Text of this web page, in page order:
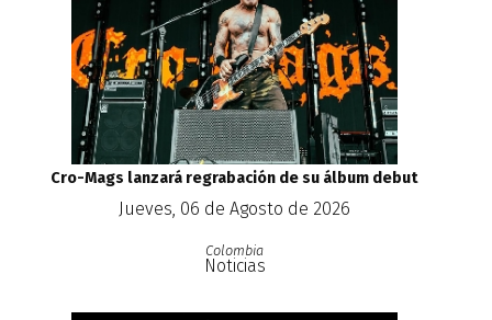
Cro-Mags lanzará regrabación de su álbum debut
Jueves, 06 de Agosto de 2026
Colombia
Noticias